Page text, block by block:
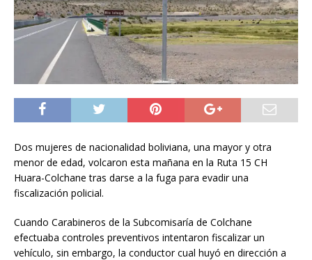
Dos mujeres de nacionalidad boliviana, una mayor y otra
menor de edad, volcaron esta mañana en la Ruta 15 CH
Huara-Colchane tras darse a la fuga para evadir una
fiscalización policial.
Cuando Carabineros de la Subcomisaría de Colchane
efectuaba controles preventivos intentaron fiscalizar un
vehículo, sin embargo, la conductor cual huyó en dirección a